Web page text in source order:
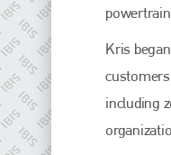
Kris
including